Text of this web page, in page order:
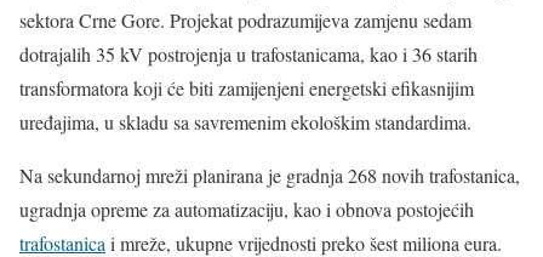
sektora Crne Gore. Projekat podrazumijeva zamjenu sedam
dotrajalih 35 kV postrojenja u trafostanicama, kao i 36 starih
transformatora koji će biti zamijenjeni energetski efikasnijim
uređajima, u skladu sa savremenim ekološkim standardima.
Na sekundarnoj mreži planirana je gradnja 268 novih trafostanica,
ugradnja opreme za automatizaciju, kao i obnova postojećih
trafostanica i mreže, ukupne vrijednosti preko šest miliona eura.